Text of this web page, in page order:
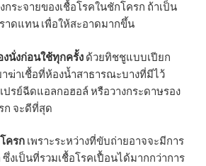
กระจายของเชื้อโรคในชักโครก ถ้าเป็น
าดแทน เพื่อให้สะอาดมากขึ้น
นั่งก่อนใช้ทุกครั้ง ด้วยทิชชูแบบเปียก
ฆ่าเชื้อที่ห้องน้ำสาธารณะบางที่มีไว้
ปรย์ฉีดแอลกอฮอล์ หรือวางกระดาษรอง
ก จะดีที่สุด
ครก เพราะระหว่างที่ขับถ่ายอาจจะมีการ
งเป็นที่รวมเชื้อโรคเปื้อนได้มากกว่าการ